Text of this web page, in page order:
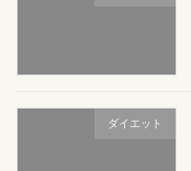
ダイエット